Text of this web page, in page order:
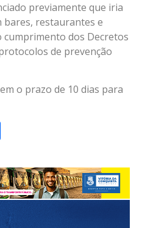
previamente que iria
bares, restaurantes e
cumprimento dos Decretos
de prevenção
o prazo de 10 dias para